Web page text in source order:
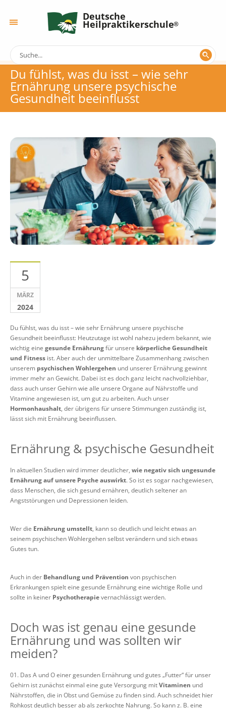
Deutsche
Heilpraktikerschule
Du fühlst, was du isst – wie sehr
Ernährung unsere psychische
Gesundheit beeinflusst
5
MÄRZ
2024
Du fühlst, was du isst – wie sehr Ernährung unsere psychische
Gesundheit beeinflusst: Heutzutage ist wohl nahezu jedem bekannt, wie
wichtig einegesunde Ernährungfür unsere körperliche Gesundheit
und Fitness ist. Aber auch der unmittelbare Zusammenhang zwischen
unserem psychischen Wohlergehen und unserer Ernährung gewinnt
immer mehr an Gewicht. Dabei ist es doch ganz leicht nachvollziehbar,
dass auch unser Gehirn wie alle unsere Organe auf Nährstoffe und
Vitamine angewiesen ist, um gut zu arbeiten. Auch unser
Hormonhaushalt, der übrigens für unsere Stimmungen zuständig ist,
lässt sich mit Ernährung beeinflussen.
Ernährung & psychische Gesundheit
In aktuellen Studien wird immer deutlicher,wie negativ sich ungesunde
Ernährung auf unsere Psyche auswirkt. So ist es sogar nachgewiesen,
dass Menschen, die sich gesund ernähren, deutlich seltener an
Angststörungen und Depressionen leiden.
Wer die Ernährung umstellt, kann so deutlich und leicht etwas an
seinem psychischen Wohlergehen selbst verändern und sich etwas
Gutes tun.
Auch in der Behandlung und Prävention von psychischen
Erkrankungen spielt eine gesunde Ernährung eine wichtige Rolle und
sollte in keiner Psychotherapievernachlässigt werden.
Doch was ist genau eine gesunde
Ernährung und was sollten wir
meiden?
Das A und O einer gesunden Ernährung und gutes „Futter“ für unser
Gehirn ist zunächst einmal eine gute Versorgung mitVitaminen und
Nährstoffen, die in Obst und Gemüse zu finden sind. Auch schneidet hier
Rohkost deutlich besser ab als zerkochte Nahrung. So kann z. B. eine